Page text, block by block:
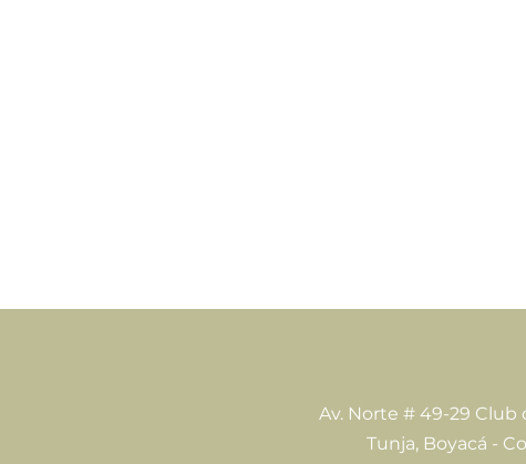
Av. Norte # 49-29 Club
Tunja, Boyacá -